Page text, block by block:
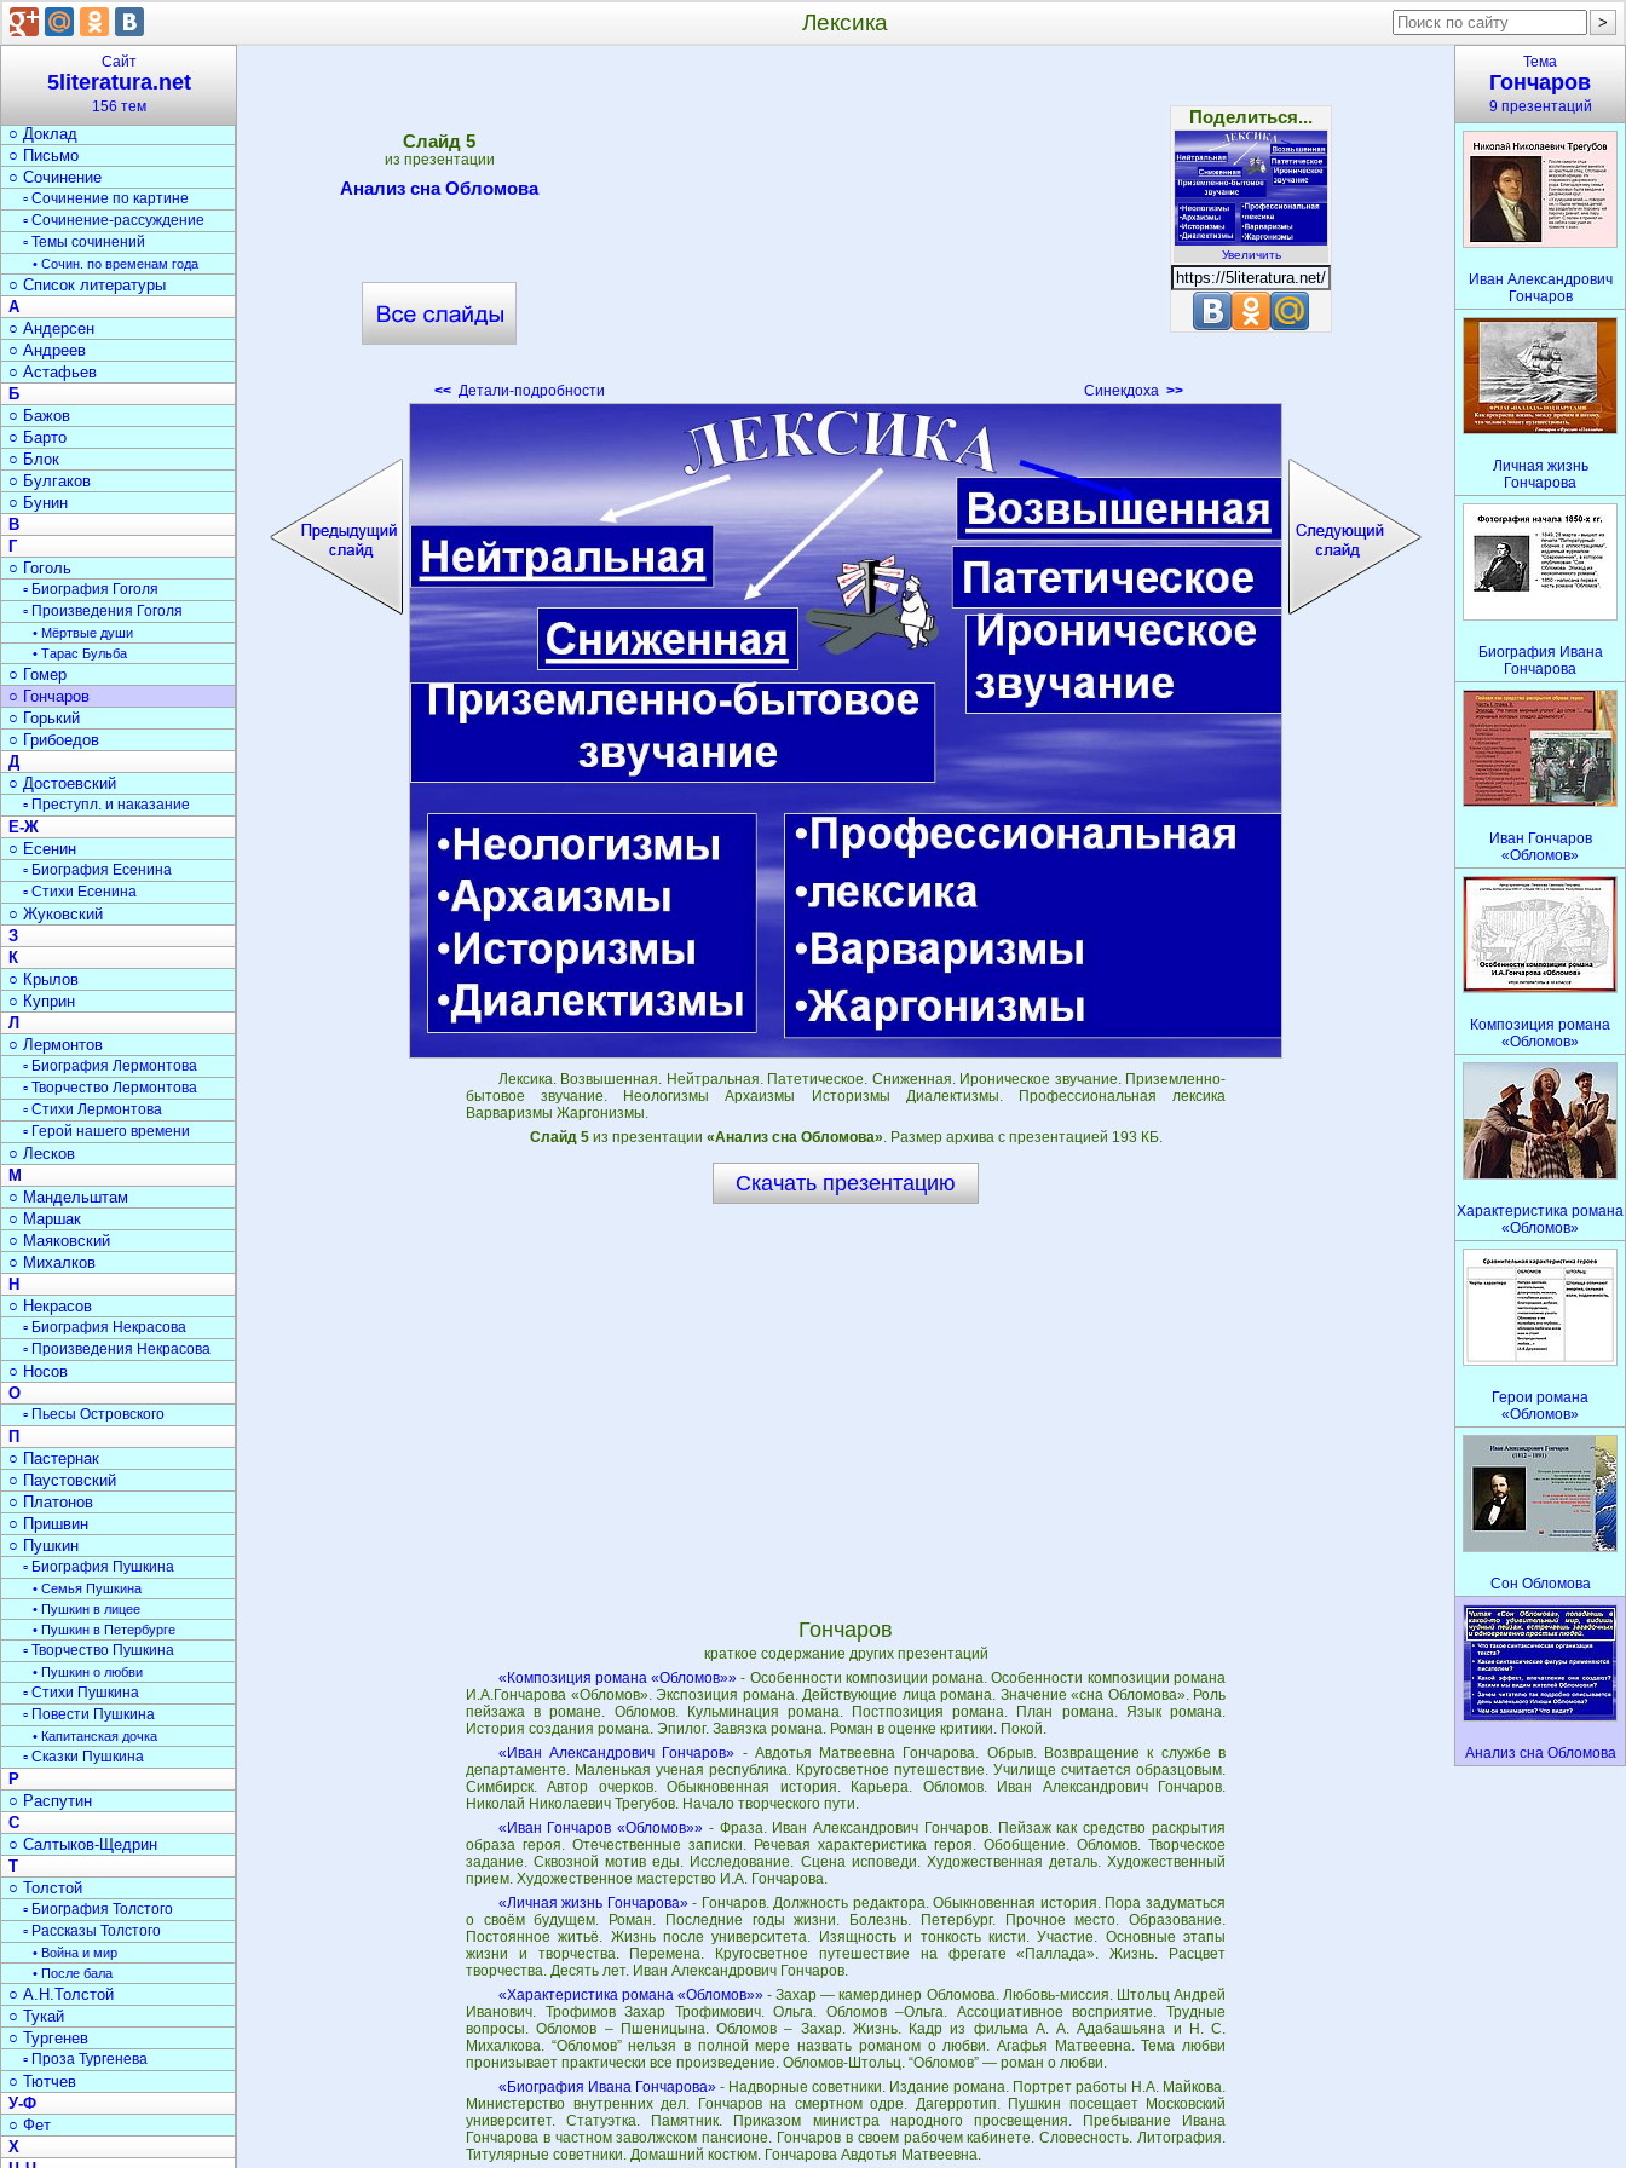
Лексика
Cлайд 5
из презентации
Анализ сна Обломова
Поделиться...
Увеличить
<< Детали-подробности Синекдоха >>
Лексика. Возвышенная. Нейтральная. Патетическое. Сниженная. Ироническое звучание. Приземленно-
бытовое звучание. Неологизмы Архаизмы Историзмы Диалектизмы. Профессиональная лексика
Варваризмы Жаргонизмы.
Слайд 5из презентации «Анализ сна Обломова». Размер архива с презентацией 193 КБ.
Скачать презентацию
Гончаров
краткое содержание других презентаций
«Композиция романа «Обломов»» - Особенности композиции романа. Особенности композиции романа
И.А.Гончарова «Обломов». Экспозиция романа. Действующие лица романа. Значение «сна Обломова». Роль
пейзажа в романе. Обломов. Кульминация романа. Постпозиция романа. План романа. Язык романа.
История создания романа. Эпилог. Завязка романа. Роман в оценке критики. Покой.
«Иван Александрович Гончаров» - Авдотья Матвеевна Гончарова. Обрыв. Возвращение к службе в
департаменте. Маленькая ученая республика. Кругосветное путешествие. Училище считается образцовым.
Симбирск. Автор очерков. Обыкновенная история. Карьера. Обломов. Иван Александрович Гончаров.
Николай Николаевич Трегубов. Начало творческого пути.
«Иван Гончаров «Обломов»» - Фраза. Иван Александрович Гончаров. Пейзаж как средство раскрытия
образа героя. Отечественные записки. Речевая характеристика героя. Обобщение. Обломов. Творческое
задание. Сквозной мотив еды. Исследование. Сцена исповеди. Художественная деталь. Художественный
прием. Художественное мастерство И.А. Гончарова.
«Личная жизнь Гончарова»- Гончаров. Должность редактора. Обыкновенная история. Пора задуматься
о своём будущем. Роман. Последние годы жизни. Болезнь. Петербург. Прочное место. Образование.
Постоянное житьё. Жизнь после университета. Изящность и тонкость кисти. Участие. Основные этапы
жизни и творчества. Перемена. Кругосветное путешествие на фрегате «Паллада». Жизнь. Расцвет
творчества. Десять лет. Иван Александрович Гончаров.
«Характеристика романа «Обломов»»- Захар — камердинер Обломова. Любовь-миссия. Штольц Андрей
Иванович. Трофимов Захар Трофимович. Ольга. Обломов –Ольга. Ассоциативное восприятие. Трудные
вопросы. Обломов – Пшеницына. Обломов – Захар. Жизнь. Кадр из фильма А. А. Адабашьяна и Н. С.
Михалкова. “Обломов” нельзя в полной мере назвать романом о любви. Агафья Матвеевна. Тема любви
пронизывает практически все произведение. Обломов-Штольц. “Обломов” — роман о любви.
«Биография Ивана Гончарова»- Надворные советники. Издание романа. Портрет работы Н.А. Майкова.
Министерство внутренних дел. Гончаров на смертном одре. Дагерротип. Пушкин посещает Московский
университет. Статуэтка. Памятник. Приказом министра народного просвещения. Пребывание Ивана
Гончарова в частном заволжском пансионе. Гончаров в своем рабочем кабинете. Словесность. Литография.
Титулярные советники. Домашний костюм. Гончарова Авдотья Матвеевна.
Сайт
5literatura.net
156 тем
▫ Мифы и легенды
○ Средства выразительн.
○ Документы
▫ Оформление документов
○ Доклад
○ Письмо
○ Сочинение
▫ Сочинение по картине
▫ Сочинение-рассуждение
▫ Темы сочинений
• Сочин. по временам года
○ Список литературы
А
○ Андерсен
○ Андреев
○ Астафьев
Б
○ Бажов
○ Барто
○ Блок
○ Булгаков
○ Бунин
В
Г
○ Гоголь
▫ Биография Гоголя
▫ Произведения Гоголя
• Мёртвые души
• Тарас Бульба
○ Гомер
○ Гончаров
○ Горький
○ Грибоедов
Д
○ Достоевский
▫ Преступл. и наказание
Е-Ж
○ Есенин
▫ Биография Есенина
▫ Стихи Есенина
○ Жуковский
З
К
○ Крылов
○ Куприн
Л
○ Лермонтов
▫ Биография Лермонтова
▫ Творчество Лермонтова
▫ Стихи Лермонтова
▫ Герой нашего времени
○ Лесков
М
○ Мандельштам
○ Маршак
○ Маяковский
○ Михалков
Н
○ Некрасов
▫ Биография Некрасова
▫ Произведения Некрасова
○ Носов
О
▫ Пьесы Островского
П
○ Пастернак
○ Паустовский
○ Платонов
○ Пришвин
○ Пушкин
▫ Биография Пушкина
• Семья Пушкина
• Пушкин в лицее
• Пушкин в Петербурге
▫ Творчество Пушкина
• Пушкин о любви
▫ Стихи Пушкина
▫ Повести Пушкина
• Капитанская дочка
▫ Сказки Пушкина
Р
○ Распутин
С
○ Салтыков-Щедрин
Т
○ Толстой
▫ Биография Толстого
▫ Рассказы Толстого
• Война и мир
• После бала
○ А.Н.Толстой
○ Тукай
○ Тургенев
▫ Проза Тургенева
○ Тютчев
У-Ф
○ Фет
Х
Тема
Гончаров
9 презентаций
Иван Александрович
Гончаров
Личная жизнь
Гончарова
Биография Ивана
Гончарова
Иван Гончаров
«Обломов»
Композиция романа
«Обломов»
Характеристика романа
«Обломов»
Герои романа
«Обломов»
Сон Обломова
Анализ сна Обломова